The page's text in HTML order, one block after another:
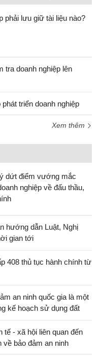
phải lưu giữ tài liệu nào?
tra doanh nghiệp lên
triển doanh nghiệp
Xem thêm
dứt điểm vướng mắc
nghiệp về đấu thầu,
hướng dẫn Luật, Nghị
gian tới
408 thủ tục hành chính từ
an ninh quốc gia là một
kế hoạch sử dụng đất
tế - xã hội liên quan đến
về bảo đảm an ninh